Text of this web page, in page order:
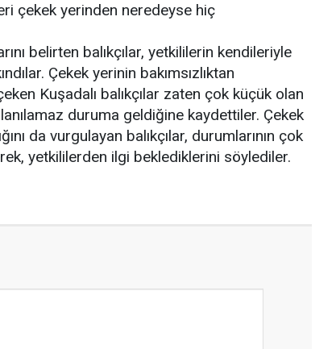
çekek yerinden neredeyse hiç
belirten balıkçılar, yetkililerin kendileriyle
Çekek yerinin bakımsızlıktan
Kuşadalı balıkçılar zaten çok küçük olan
duruma geldiğine kaydettiler. Çekek
da vurgulayan balıkçılar, durumlarının çok
yetkililerden ilgi beklediklerini söylediler.